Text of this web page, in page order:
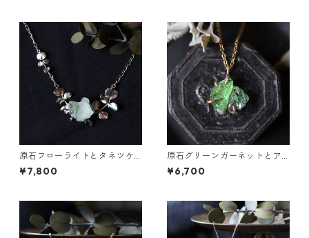
原石フローライトとタネツケ
バナのネックレス
¥7,800
原石グリーンガーネットとア
パタイトのネックレス
¥6,700